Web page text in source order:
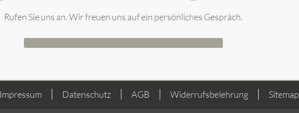
Rufen Sie uns an. Wir freuen uns auf ein persönliches Gespräch.
Impressum Datenschutz AGB Widerrufsbelehrung Sitemap